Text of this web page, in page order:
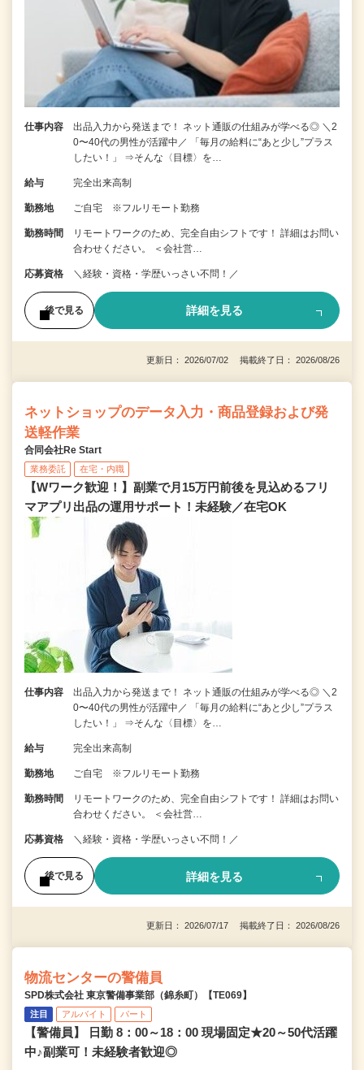
仕事内容
出品入力から発送まで！ ネット通販の仕組みが学べる◎ ＼2
0〜40代の男性が活躍中／ 「毎月の給料に“あと少し”プラス
したい！」 ⇒そんな〈目標〉を…
給与 完全出来高制
勤務地 ご自宅 ※フルリモート勤務
勤務時間
リモートワークのため、完全自由シフトです！ 詳細はお問い
合わせください。 ＜会社営…
応募資格 ＼経験・資格・学歴いっさい不問！／
後で見る 詳細を見る
更新日： 2026/07/02 掲載終了日： 2026/08/26
ネットショップのデータ入力・商品登録および発
送軽作業
合同会社Re Start
業務委託 在宅・内職
【Wワーク歓迎！】副業で月15万円前後を見込めるフリ
マアプリ出品の運用サポート！未経験／在宅OK
仕事内容
出品入力から発送まで！ ネット通販の仕組みが学べる◎ ＼2
0〜40代の男性が活躍中／ 「毎月の給料に“あと少し”プラス
したい！」 ⇒そんな〈目標〉を…
給与 完全出来高制
勤務地 ご自宅 ※フルリモート勤務
勤務時間
リモートワークのため、完全自由シフトです！ 詳細はお問い
合わせください。 ＜会社営…
応募資格 ＼経験・資格・学歴いっさい不問！／
後で見る 詳細を見る
更新日： 2026/07/17 掲載終了日： 2026/08/26
物流センターの警備員
SPD株式会社 東京警備事業部（錦糸町）【TE069】
注目 アルバイト パート
【警備員】 日勤 8：00～18：00 現場固定★20～50代活躍
中♪副業可！未経験者歓迎◎